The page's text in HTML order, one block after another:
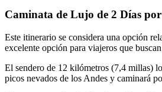
Caminata de Lujo de 2 Días
Este itinerario se considera una opción
excelente opción para viajeros que
El sendero de 12 kilómetros (7,4 millas)
picos nevados de los Andes y caminará